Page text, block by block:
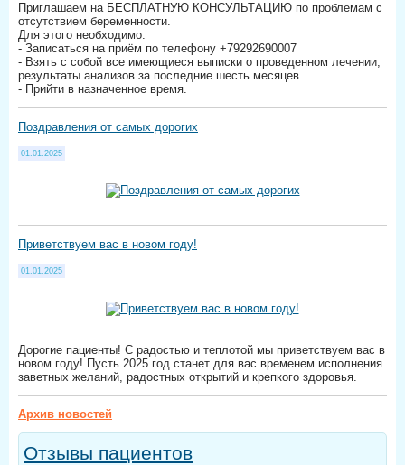
Приглашаем на БЕСПЛАТНУЮ КОНСУЛЬТАЦИЮ по проблемам с
отсутствием беременности.
Для этого необходимо:
- Записаться на приём по телефону +79292690007
- Взять с собой все имеющиеся выписки о проведенном лечении,
результаты анализов за последние шесть месяцев.
- Прийти в назначенное время.
Поздравления от самых дорогих
01.01.2025
Приветствуем вас в новом году!
01.01.2025
Дорогие пациенты! С радостью и теплотой мы приветствуем вас в
новом году! Пусть 2025 год станет для вас временем исполнения
заветных желаний, радостных открытий и крепкого здоровья.
Архив новостей
Отзывы пациентов